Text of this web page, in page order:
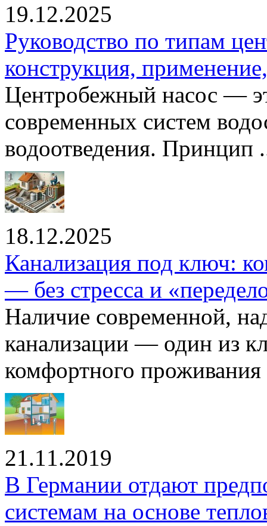
19.12.2025
Руководство по типам
конструкция,
Центробежный насос —
современных систем
водоотведения. Принцип
18.12.2025
Канализация под ключ:
— без стресса и
Наличие современной,
канализации — один из
комфортного проживания
21.11.2019
В Германии отдают
системам на основе